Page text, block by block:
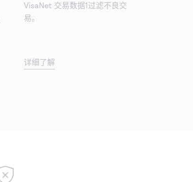
VisaNet 交易数据1过滤不良交
易。
详细了解